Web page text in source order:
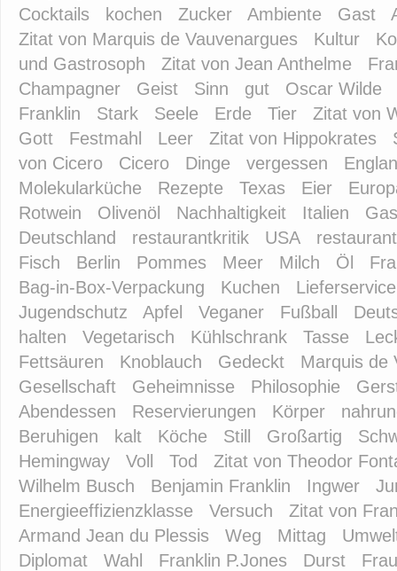
Cocktails
kochen Zucker Ambiente Gast
Zitat von Marquis de Vauvenargues
Kultur
und Gastrosoph
Zitat von Jean Anthelme
Champagner
Geist Sinn gut
Oscar Wilde
Franklin
Stark Seele Erde Tier
Zitat von
Gott
Festmahl Leer Zitat von Hippokrates
von Cicero
Cicero Dinge vergessen
Molekularküche
Rezepte Texas Eier
Rotwein
Olivenöl Nachhaltigkeit Italien
Deutschland
restaurantkritik USA
Fisch
Berlin Pommes Meer Milch Öl
Bag-in-Box-Verpackung
Kuchen
Lieferservice
Jugendschutz
Apfel Veganer Fußball
halten
Vegetarisch Kühlschrank Tasse
Fettsäuren
Knoblauch Gedeckt
Marquis de
Gesellschaft
Geheimnisse Philosophie
Abendessen
Reservierungen Körper
Beruhigen
kalt Köche Still Großartig
Hemingway
Voll Tod
Zitat von Theodor
Wilhelm Busch
Benjamin Franklin Ingwer
Energieeffizienzklasse
Versuch
Zitat von
Armand Jean du Plessis
Weg Mittag
Diplomat
Wahl Franklin P.Jones Durst